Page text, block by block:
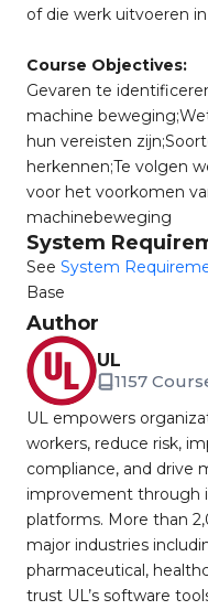
of die werk uitvoeren
Course Objectives:
Gevaren te
machine
hun vereisten
herkennen;Te volgen
voor het voorkomen
machinebeweging
System
See System
Base
Author
UL
1157
UL empowers
workers, reduce risk,
compliance, and drive
improvement through
platforms. More than
major industries
pharmaceutical,
trust UL’s software